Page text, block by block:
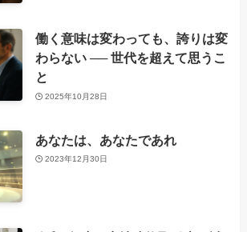
働く意味は変わっても、誇りは変
わらない ── 世代を超えて思うこ
と
2025年10月28日
あなたは、あなたであれ
2023年12月30日